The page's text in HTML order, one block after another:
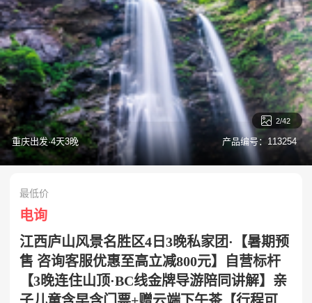
 3/42
重庆出发·4天3晚 产品编号：113254
最低价
电询
江西庐山风景名胜区4日3晚私家团·【暑期预
售 咨询客服优惠至高立减800元】自营标杆
【3晚连住山顶·BC线金牌导游陪同讲解】亲